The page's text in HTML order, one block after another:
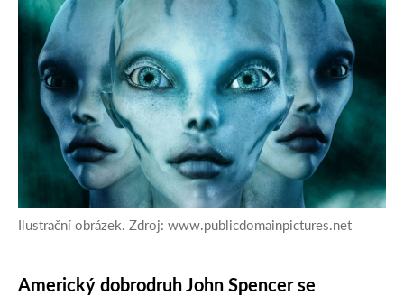
Ilustrační obrázek. Zdroj: www.publicdomainpictures.net
Americký dobrodruh John Spencer se